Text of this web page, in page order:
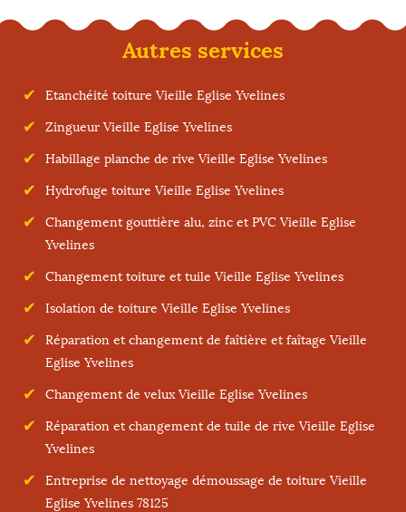
Autres services
Etanchéité toiture Vieille Eglise Yvelines
Zingueur Vieille Eglise Yvelines
Habillage planche de rive Vieille Eglise Yvelines
Hydrofuge toiture Vieille Eglise Yvelines
Changement gouttière alu, zinc et PVC Vieille Eglise
Yvelines
Changement toiture et tuile Vieille Eglise Yvelines
Isolation de toiture Vieille Eglise Yvelines
Réparation et changement de faîtière et faîtage Vieille
Eglise Yvelines
Changement de velux Vieille Eglise Yvelines
Réparation et changement de tuile de rive Vieille Eglise
Yvelines
Entreprise de nettoyage démoussage de toiture Vieille
Eglise Yvelines 78125